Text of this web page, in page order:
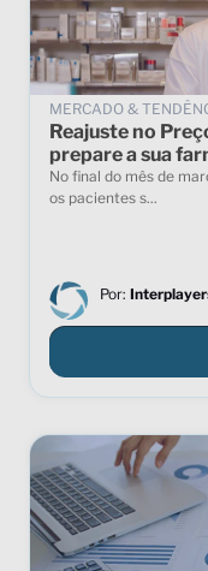
MERCADO &
Reajuste no
prepare a sua
No final do mês de
os pacientes s...
Por: